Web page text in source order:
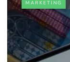
MARKETING